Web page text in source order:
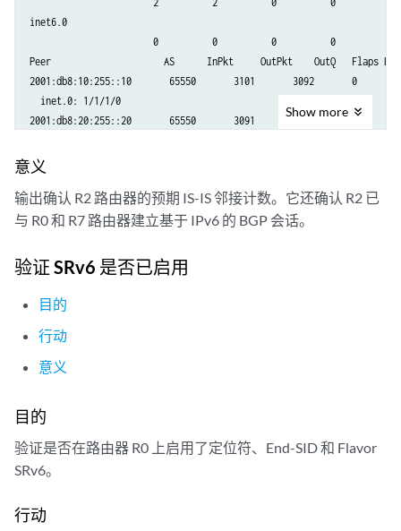
inet6.0
0          0          0          0          0
Peer                     AS      InPkt     OutPkt    OutQ   Flaps Last Up/
2001:db8:10:255::10       65550       3101       3092       0       0
  inet.0: 1/1/1/0
2001:db8:20:255::20       65550       3091       3080       0       0
Show more
意义
输出确认 R2 路由器的预期 IS-IS 邻接计数。它还确认 R2 已
与 R0 和 R7 路由器建立基于 IPv6 的 BGP 会话。
验证 SRv6 是否已启用
目的
行动
意义
目的
验证是否在路由器 R0 上启用了定位符、End-SID 和 Flavor
SRv6。
行动